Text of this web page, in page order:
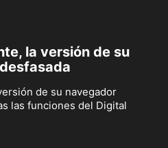
la versión de su
de su navegador
las funciones del Digital